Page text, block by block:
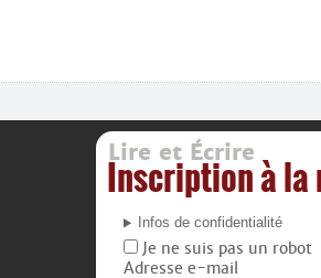
Lire et Écrire
Inscription à la
Infos de confidentialité
Je ne suis pas un robot
Adresse e-mail